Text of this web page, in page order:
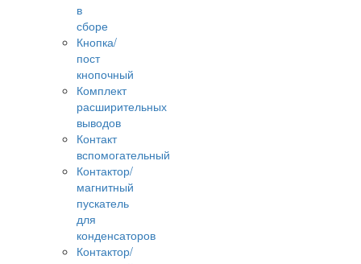
в
сборе
Кнопка/
пост
кнопочный
Комплект
расширительных
выводов
Контакт
вспомогательный
Контактор/
магнитный
пускатель
для
конденсаторов
Контактор/